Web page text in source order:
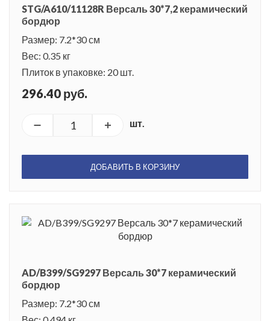
STG/A610/11128R Версаль 30*7,2 керамический
бордюр
Размер: 7.2*30 см
Вес: 0.35 кг
Плиток в упаковке: 20 шт.
296.40 руб.
шт.
ДОБАВИТЬ В КОРЗИНУ
AD/B399/SG9297 Версаль 30*7 керамический
бордюр
Размер: 7.2*30 см